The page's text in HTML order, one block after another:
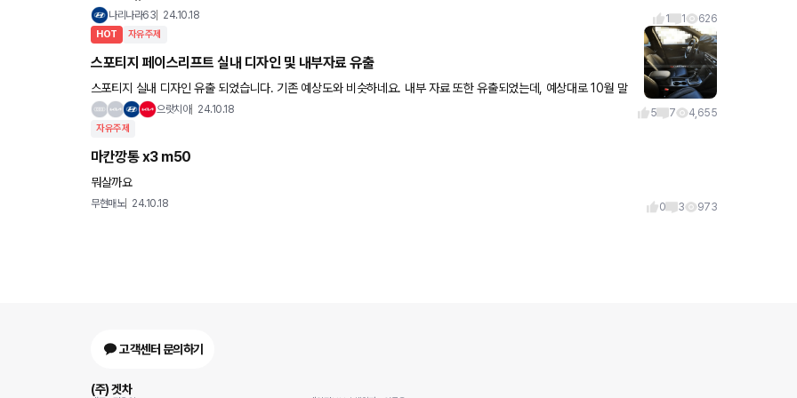
나리나라63 24.10.18 1 1 626
HOT 자유주제
스포티지 페이스리프트 실내 디자인 및 내부자료 유출
스포티지 실내 디자인 유출 되었습니다. 기존 예상도와 비슷하네요. 내부 자료 또한 유출되었는데, 예상대로 10월 말
으랏치아 24.10.18 5 7 4,655
자유주제
마칸깡통 x3 m50
뭐살까요
무현매노 24.10.18 0 3 973
고객센터 문의하기
(주) 겟차